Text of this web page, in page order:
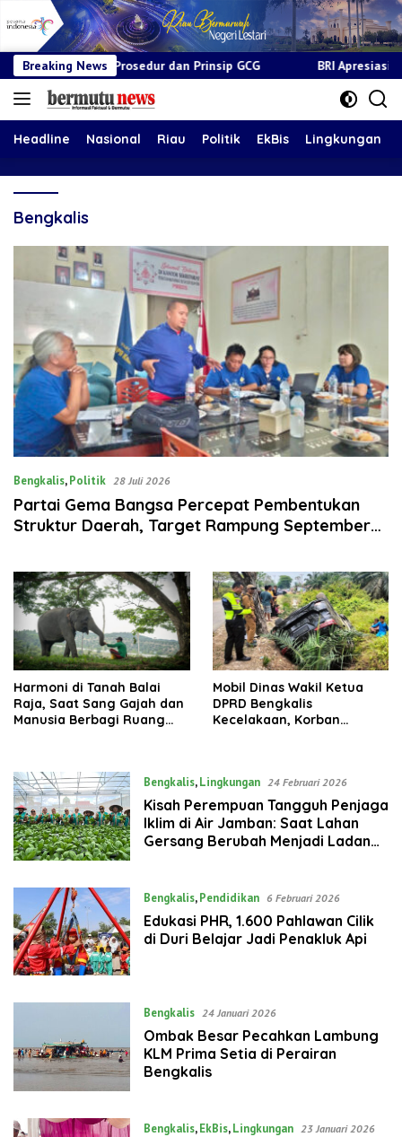
Breaking News
Prosedur dan Prinsip GCG BRI Apresiasi Layanan
Headline Nasional Riau Politik EkBis Lingkungan
Bengkalis
Bengkalis,Politik 28 Juli 2026
Partai Gema Bangsa Percepat Pembentukan
Struktur Daerah, Target Rampung September
‎Harmoni di Tanah Balai
Raja, Saat Sang Gajah dan
Manusia Berbagi Ruang
Mobil Dinas Wakil Ketua
DPRD Bengkalis
Kecelakaan, Korban
Bengkalis,Lingkungan 24 Februari 2026
Kisah Perempuan Tangguh Penjaga
Iklim di Air Jamban: Saat Lahan
Gersang Berubah Menjadi Ladang
Bengkalis,Pendidikan 6 Februari 2026
‎Edukasi PHR, 1.600 Pahlawan Cilik
di Duri Belajar Jadi Penakluk Api‎
Bengkalis 24 Januari 2026
Ombak Besar Pecahkan Lambung
KLM Prima Setia di Perairan
Bengkalis
Bengkalis,EkBis,Lingkungan 23 Januari 2026